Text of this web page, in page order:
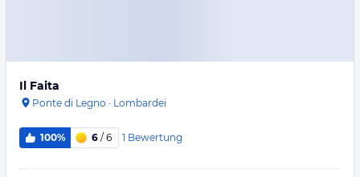
Il Faita
Ponte di Legno · Lombardei
100% 6 / 6 1 Bewertung